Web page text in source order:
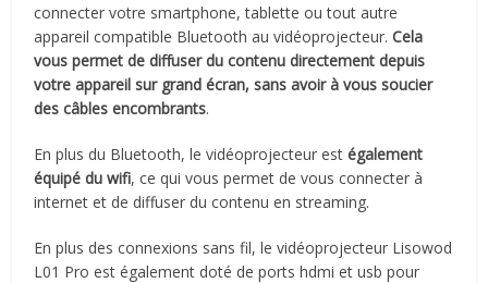
connecter votre smartphone, tablette ou tout autre
appareil compatible Bluetooth au vidéoprojecteur. Cela
vous permet de diffuser du contenu directement depuis
votre appareil sur grand écran, sans avoir à vous soucier
des câbles encombrants.
En plus du Bluetooth, le vidéoprojecteur est également
équipé du wifi, ce qui vous permet de vous connecter à
internet et de diffuser du contenu en streaming.
En plus des connexions sans fil, le vidéoprojecteur Lisowod
L01 Pro est également doté de ports hdmi et usb pour